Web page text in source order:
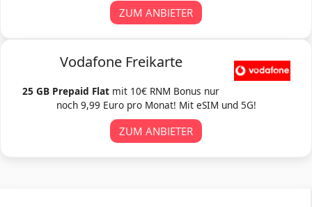
ZUM ANBIETER
Vodafone Freikarte
25 GB Prepaid Flat mit 10€ RNM Bonus nur
noch 9,99 Euro pro Monat! Mit eSIM und 5G!
ZUM ANBIETER